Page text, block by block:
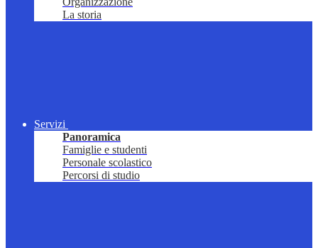
La storia
Servizi
Panoramica
Famiglie e studenti
Personale scolastico
Percorsi di studio